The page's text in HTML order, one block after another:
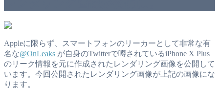
Appleに限らず、スマートフォンのリーカーとして非常な有
名な@OnLeaks が自身のTwitterで噂されているiPhone X Plus
のリーク情報を元に作成されたレンダリング画像を公開して
います。今回公開されたレンダリング画像が上記の画像にな
ります。